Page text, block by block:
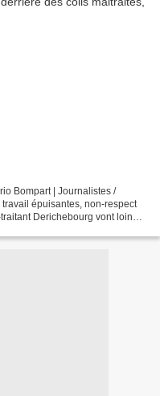
Bompart | Journalistes /
épuisantes, non-respect
Derichebourg vont loin